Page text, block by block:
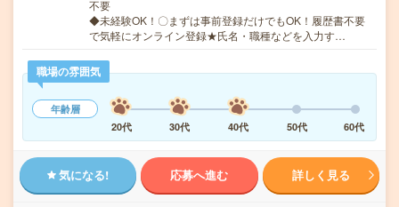
不要
◆未経験OK！〇まずは事前登録だけでもOK！履歴書不要
で気軽にオンライン登録★氏名・職種などを入力す…
職場の雰囲気
年齢層
20代
30代 40代 50代 60代
気になる! 応募へ進む 詳しく見る